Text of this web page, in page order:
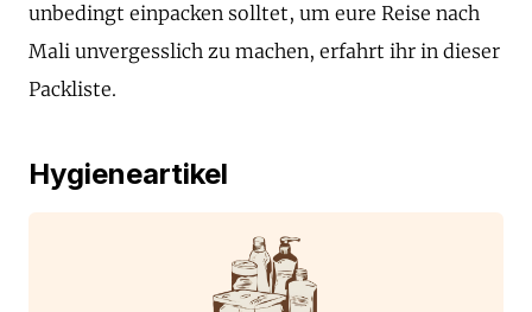
unbedingt einpacken solltet, um eure Reise nach
Mali unvergesslich zu machen, erfahrt ihr in dieser
Packliste.
Hygieneartikel